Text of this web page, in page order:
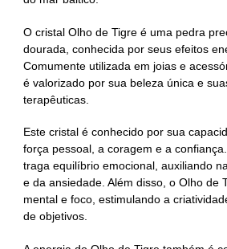
O cristal Olho de Tigre é uma pedra
dourada, conhecida por seus efeitos
Comumente utilizada em joias e
é valorizado por sua beleza única e
terapêuticas.
Este cristal é conhecido por sua
força pessoal, a coragem e a
traga equilíbrio emocional, auxiliando
e da ansiedade. Além disso, o Olho de
mental e foco, estimulando a
de objetivos.